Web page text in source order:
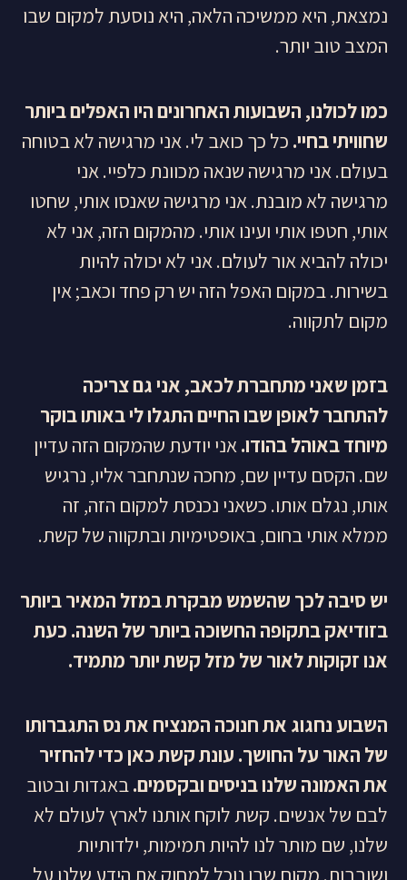
נמצאת, היא ממשיכה הלאה, היא נוסעת למקום שבו
המצב טוב יותר.
כמו לכולנו, השבועות האחרונים היו האפלים ביותר
שחוויתי בחיי. כל כך כואב לי. אני מרגישה לא בטוחה
בעולם. אני מרגישה שנאה מכוונת כלפיי. אני
מרגישה לא מובנת. אני מרגישה שאנסו אותי, שחטו
אותי, חטפו אותי ועינו אותי. מהמקום הזה, אני לא
יכולה להביא אור לעולם. אני לא יכולה להיות
בשירות. במקום האפל הזה יש רק פחד וכאב; אין
מקום לתקווה.
בזמן שאני מתחברת לכאב, אני גם צריכה
להתחבר לאופן שבו החיים התגלו לי באותו בוקר
מיוחד באוהל בהודו.אני יודעת שהמקום הזה עדיין
שם. הקסם עדיין שם, מחכה שנתחבר אליו, נרגיש
אותו, נגלם אותו. כשאני נכנסת למקום הזה, זה
ממלא אותי בחום, באופטימיות ובתקווה של קשת.
יש סיבה לכך שהשמש מבקרת במזל המאיר ביותר
בזודיאק בתקופה החשוכה ביותר של השנה. כעת
אנו זקוקות לאור של מזל קשת יותר מתמיד.
השבוע נחגוג את חנוכה המנציח את נס התגברותו
של האור על החושך. עונת קשת כאן כדי להחזיר
את האמונה שלנו בניסים ובקסמים.באגדות ובטוב
לבם של אנשים. קשת לוקח אותנו לארץ לעולם לא
שלנו, שם מותר לנו להיות תמימות, ילדותיות
ושובבות. מקום שבו נוכל למחוק את הידע שלנו על